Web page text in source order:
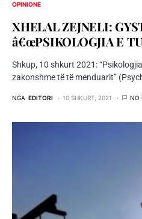
OPINIONE
XHELAL ZEJNELI:
â€œPSIKOLOGJIA E
Shkup, 10 shkurt 2021:
zakonshme të të menduarit”
NGA EDITORI 10 SHKURT, 2021 NO